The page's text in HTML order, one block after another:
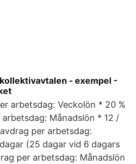
- exempel -
arbetsdag: Veckolön * 20 %
Månadslön * 12 /
per arbetsdag:
(25 dagar vid 6 dagars
per arbetsdag: Månadslön